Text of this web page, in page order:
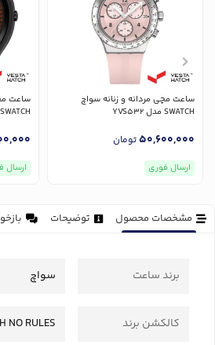
ساعت مچی مردانه و زنانه سواچ
SWATCH مدل YVS532
50,600,000تومان
ارسال فوری
ساعت
SWATCH مدل SS07B106
ارسال
مشخصات محصول توضیحات
برند ساعت سواچ
کالکشن برند NO RULES